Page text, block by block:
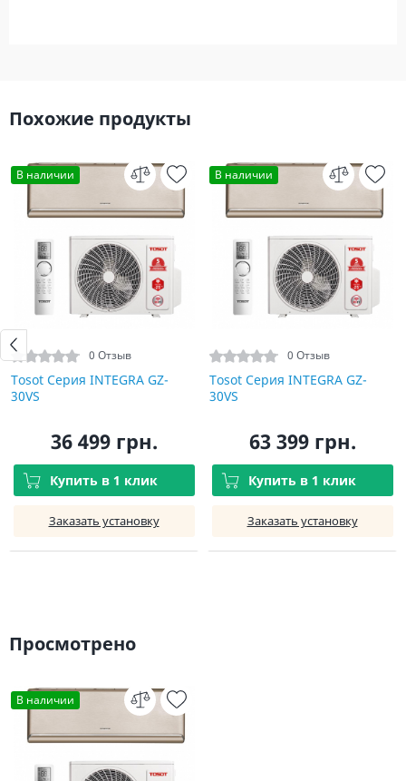
Похожие продукты
В наличии
0 Отзыв
Tosot Серия INTEGRA GZ-
30VS
36 499 грн.
Купить в 1 клик
Заказать установку
В наличии
0 Отзыв
Tosot Серия INTEGRA GZ-
30VS
63 399 грн.
Купить в 1 клик
Заказать установку
Просмотрено
В наличии